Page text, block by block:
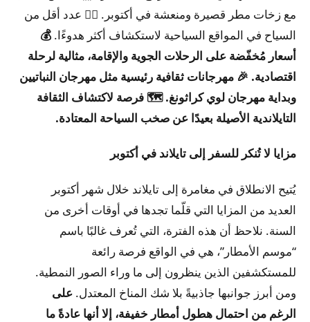
مع زخات مطر قصيرة ومنعشة في أكتوبر. 🚶‍♀️ عدد أقل من
السياح في المواقع السياحية لاستكشاف أكثر هدوءًا. 💰
أسعار مُخفّضة على الرحلات الجوية والإقامة، مثالية لرحلة
اقتصادية. 🎉 مهرجانات ثقافية رئيسية مثل مهرجان النباتيين
وبداية مهرجان لوي كراثونغ. 🗺️ فرصة لاكتشاف الثقافة
التايلاندية الأصيلة بعيدًا عن صخب السياحة المعتادة.
مزايا لا تُنكر للسفر إلى تايلاند في أكتوبر
يُتيح الانطلاق في مغامرة إلى تايلاند خلال شهر أكتوبر
العديد من المزايا التي قلّما تجدها في أوقات أخرى من
السنة. نلاحظ أن هذه الفترة، التي تُعرف غالبًا باسم
“موسم الأمطار”، هي في الواقع فرصة رائعة
للمستكشفين الذين ينظرون إلى ما وراء الصور النمطية.
ومن أبرز جوانبها جاذبيةً بلا شك المناخ المعتدل. على
الرغم من احتمال هطول أمطار خفيفة، إلا أنها عادةً ما